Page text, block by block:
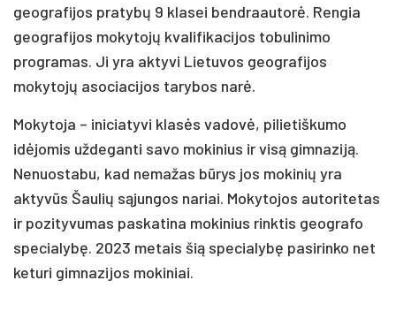
geografijos pratybų 9 klasei bendraautorė. Rengia
geografijos mokytojų kvalifikacijos tobulinimo
programas. Ji yra aktyvi Lietuvos geografijos
mokytojų asociacijos tarybos narė.
Mokytoja – iniciatyvi klasės vadovė, pilietiškumo
idėjomis uždeganti savo mokinius ir visą gimnaziją.
Nenuostabu, kad nemažas būrys jos mokinių yra
aktyvūs Šaulių sąjungos nariai. Mokytojos autoritetas
ir pozityvumas paskatina mokinius rinktis geografo
specialybę. 2023 metais šią specialybę pasirinko net
keturi gimnazijos mokiniai.